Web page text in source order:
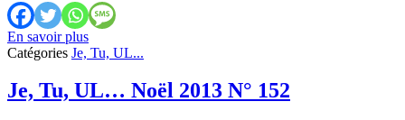
En savoir plusJe,
Tu,
Début
Janvier
Catégories Je, Tu, UL...
Je, Tu, UL… Noël 2013 N° 152